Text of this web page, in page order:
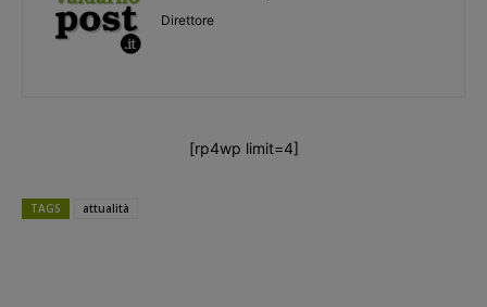
Direttore
[rp4wp limit=4]
TAGS attualità